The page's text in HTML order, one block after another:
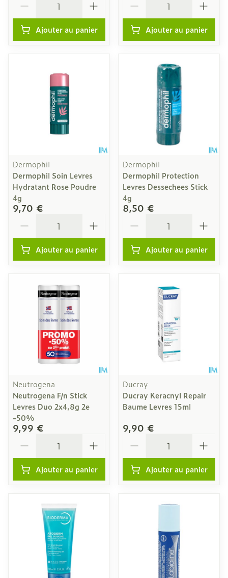
Ajouter au panier Ajouter au panier
Dermophil
Dermophil Soin Levres
Hydratant Rose Poudre
4g
9,70 €
Ajouter au panier
Dermophil
Dermophil Protection
Levres Dessechees Stick
4g
8,50 €
Ajouter au panier
Neutrogena
Neutrogena F/n Stick
Levres Duo 2x4,8g 2e
-50%
9,99 €
Ajouter au panier
Ducray
Ducray Keracnyl Repair
Baume Levres 15ml
9,90 €
Ajouter au panier